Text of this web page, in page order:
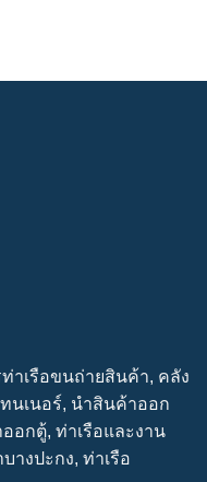
าเรือขนถ่ายสินค้า, คลัง
นเนอร์, นำสินค้าออก
อกตู้, ท่าเรือและงาน
างปะกง, ท่าเรือ